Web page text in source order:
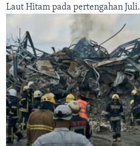
Laut Hitam pada pertengahan Juli.